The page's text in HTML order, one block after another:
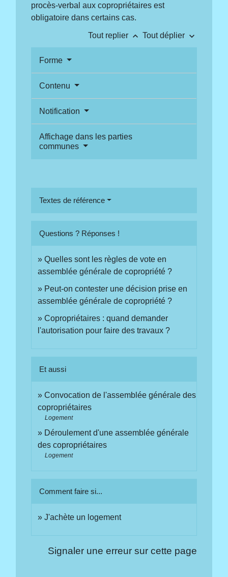
procès-verbal aux copropriétaires est
obligatoire dans certains cas.
Tout replier keyboard_arrow_up Tout déplier keyboard_arrow_down
Forme
Contenu
Notification
Affichage dans les parties
communes
Textes de référence
Questions ? Réponses !
Quelles sont les règles de vote en
assemblée générale de copropriété ?
Peut-on contester une décision prise en
assemblée générale de copropriété ?
Copropriétaires : quand demander
l'autorisation pour faire des travaux ?
Et aussi
Convocation de l'assemblée générale des
copropriétaires
Logement
Déroulement d'une assemblée générale
des copropriétaires
Logement
Comment faire si...
J'achète un logement
Signaler une erreur sur cette page